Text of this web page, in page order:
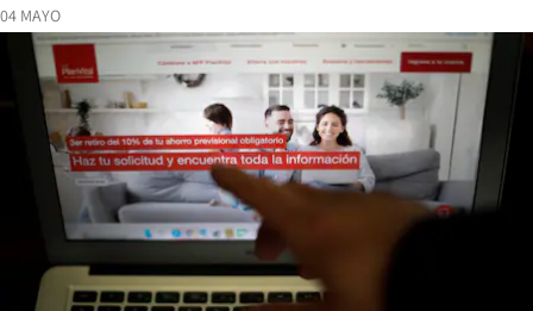
04 MAYO